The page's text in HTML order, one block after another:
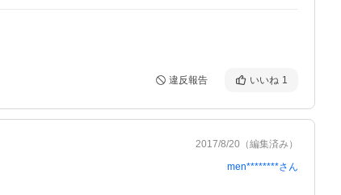
違反報告 いいね 1
2017/8/20 （編集済み）
men********さん